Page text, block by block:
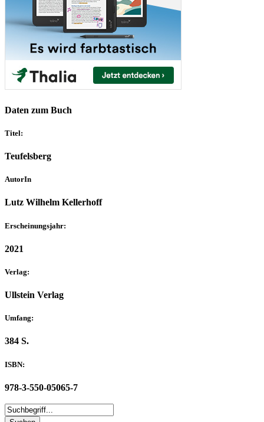
Daten zum Buch
Titel:
Teufelsberg
AutorIn
Lutz Wilhelm Kellerhoff
Erscheinungsjahr:
2021
Verlag:
Ullstein Verlag
Umfang:
384 S.
ISBN:
978-3-550-05065-7